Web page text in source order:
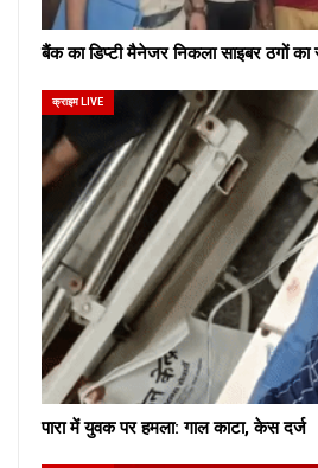
बैंक का डिप्टी मैनेजर निकला साइबर ठगों का
क्राइम LIVE
पारा में युवक पर हमला: गाल काटा, केस दर्ज